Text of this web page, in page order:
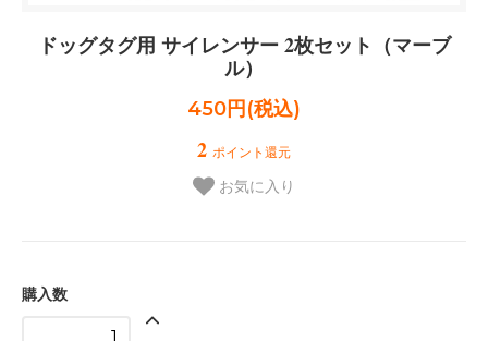
ドッグタグ用 サイレンサー 2枚セット（マーブ
ル）
450円(税込)
2 ポイント還元
お気に入り
購入数